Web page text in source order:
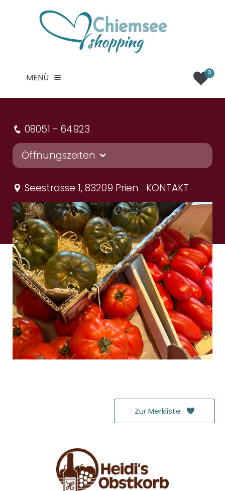
MENÜ 0
08051 - 64923
Öffnungszeiten
DIENSTAG
09:00 -18:00
MITTWOCH:
09:00
18:00
DONNERSTAG:
09:00-18:00
FREITAG:
09:00-18:00
SAMSTAG:
09:00-13:30
Seestrasse 1, 83209 Prien KONTAKT
Zur Merkliste